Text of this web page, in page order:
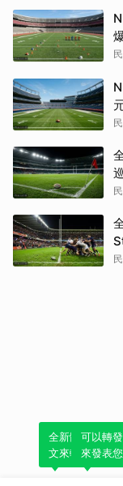
全新體驗！一
文來輕鬆表達
可以轉
來發表